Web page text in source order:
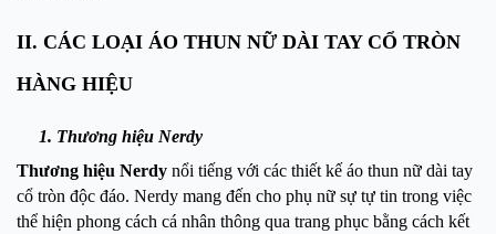
II. CÁC LOẠI ÁO THUN NỮ DÀI TAY CỔ TRÒN
HÀNG HIỆU
1. Thương hiệu Nerdy
Thương hiệu Nerdy nổi tiếng với các thiết kế áo thun nữ dài tay
cổ tròn độc đáo. Nerdy mang đến cho phụ nữ sự tự tin trong việc
thể hiện phong cách cá nhân thông qua trang phục bằng cách kết